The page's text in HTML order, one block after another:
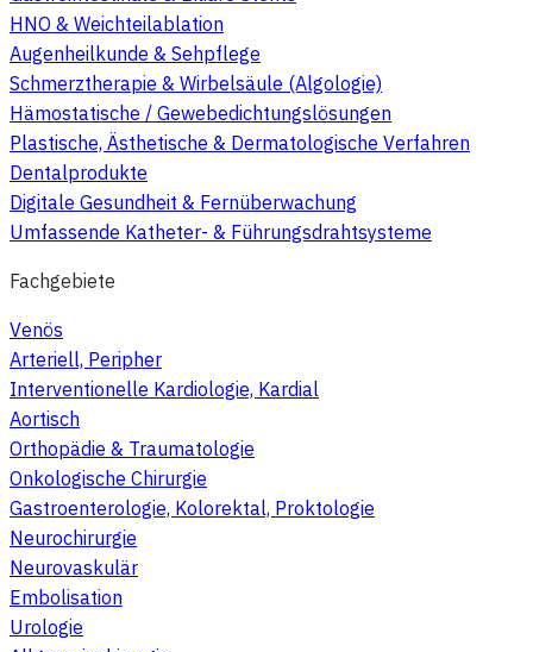
HNO & Weichteilablation
Augenheilkunde & Sehpflege
Schmerztherapie & Wirbelsäule (Algologie)
Hämostatische / Gewebedichtungslösungen
Plastische, Ästhetische & Dermatologische Verfahren
Dentalprodukte
Digitale Gesundheit & Fernüberwachung
Umfassende Katheter- & Führungsdrahtsysteme
Fachgebiete
Venös
Arteriell, Peripher
Interventionelle Kardiologie, Kardial
Aortisch
Orthopädie & Traumatologie
Onkologische Chirurgie
Gastroenterologie, Kolorektal, Proktologie
Neurochirurgie
Neurovaskulär
Embolisation
Urologie